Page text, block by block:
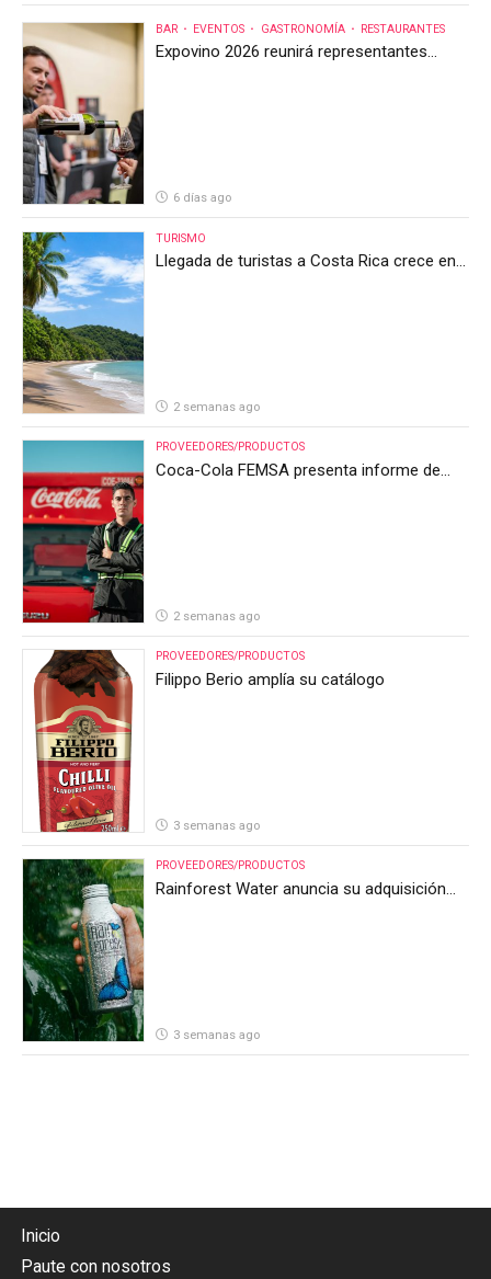
BAR EVENTOS GASTRONOMÍA RESTAURANTES
Expovino 2026 reunirá representantes
6 días ago
TURISMO
Llegada de turistas a Costa Rica crece en
2 semanas ago
PROVEEDORES/PRODUCTOS
Coca-Cola FEMSA presenta informe de
2 semanas ago
PROVEEDORES/PRODUCTOS
Filippo Berio amplía su catálogo
3 semanas ago
PROVEEDORES/PRODUCTOS
Rainforest Water anuncia su adquisición
3 semanas ago
Inicio
Paute con nosotros